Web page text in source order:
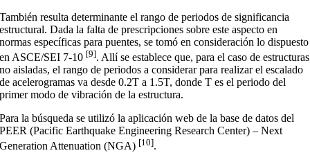
También resulta determinante el rango de periodos de significancia
estructural. Dada la falta de prescripciones sobre este aspecto en
normas específicas para puentes, se tomó en consideración lo dispuesto
en ASCE/SEI 7-10 [9]. Allí se establece que, para el caso de estructuras
no aisladas, el rango de periodos a considerar para realizar el escalado
de acelerogramas va desde 0.2T a 1.5T, donde T es el periodo del
primer modo de vibración de la estructura.
Para la búsqueda se utilizó la aplicación web de la base de datos del
PEER (Pacific Earthquake Engineering Research Center) – Next
Generation Attenuation (NGA) [10].